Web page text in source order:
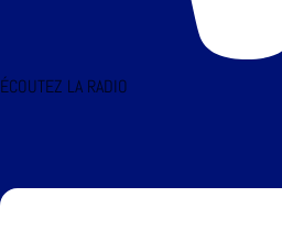
ÉCOUTEZ LA RADIO